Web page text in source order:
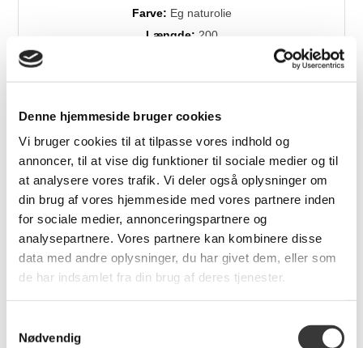
Denne hjemmeside bruger cookies
Vi bruger cookies til at tilpasse vores indhold og
annoncer, til at vise dig funktioner til sociale medier og til
at analysere vores trafik. Vi deler også oplysninger om
din brug af vores hjemmeside med vores partnere inden
for sociale medier, annonceringspartnere og
analysepartnere. Vores partnere kan kombinere disse
data med andre oplysninger, du har givet dem, eller som
de har indsamlet fra din brug af deres tjenester.
Nødvendig
Farve: Eg naturolie
Længde: 200
Relaterede produkter
Fast
Lavpris
Fast
Lavpris
Varianter